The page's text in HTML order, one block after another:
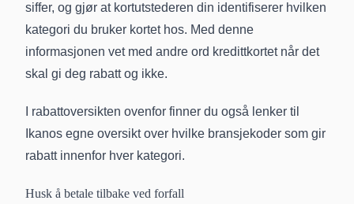
siffer, og gjør at kortutstederen din identifiserer hvilken
kategori du bruker kortet hos. Med denne
informasjonen vet med andre ord kredittkortet når det
skal gi deg rabatt og ikke.
I rabattoversikten ovenfor finner du også lenker til
Ikanos egne oversikt over hvilke bransjekoder som gir
rabatt innenfor hver kategori.
Husk å betale tilbake ved forfall